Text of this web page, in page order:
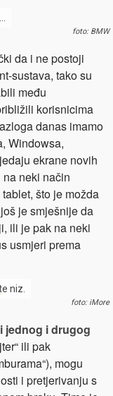
foto: BMW
da i ne postoji
sustava, tako su
među
korisnicima
danas imamo
Windowsa,
ekrane novih
neki način
što je možda
je smješnije da
ili je pak na neki
usmjeri prema
niz.
foto: iMore
jednog i drugog
ili pak
mogu
i pretjerivanju s